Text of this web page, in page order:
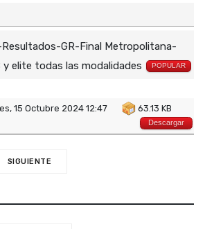
GR-Final Metropolitana-
y elite todas las modalidades
POPULAR
15 Octubre 2024 12:47
63.13 KB
Descargar
SIGUIENTE